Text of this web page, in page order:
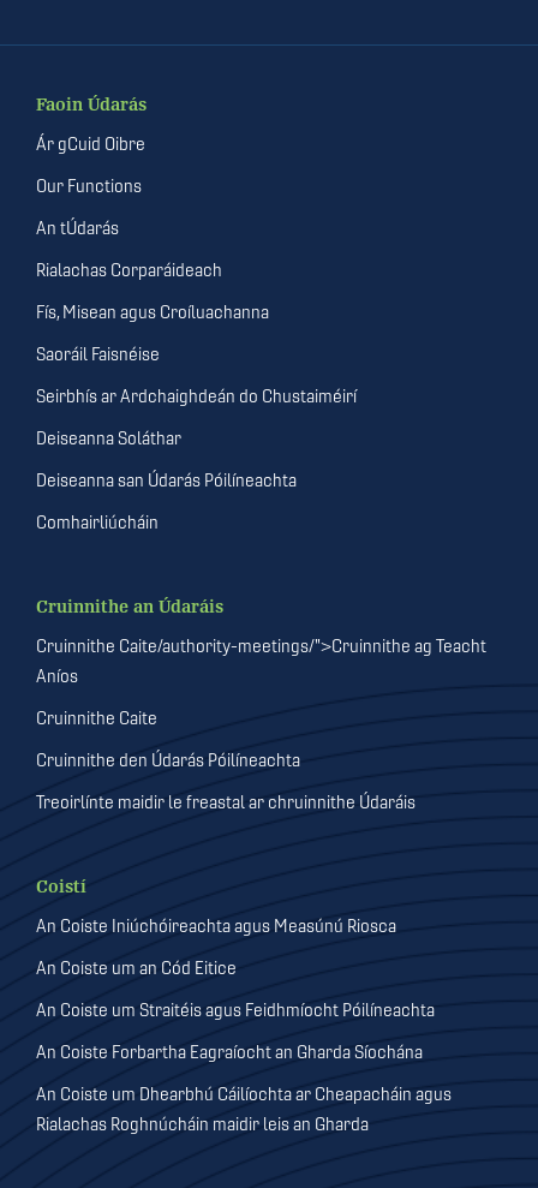
Faoin Údarás
Ár gCuid Oibre
Our Functions
An tÚdarás
Rialachas Corparáideach
Fís, Misean agus Croíluachanna
Saoráil Faisnéise
Seirbhís ar Ardchaighdeán do Chustaiméirí
Deiseanna Soláthar
Deiseanna san Údarás Póilíneachta
Comhairliúcháin
Cruinnithe an Údaráis
Cruinnithe Caite/authority-meetings/">Cruinnithe ag Teacht
Aníos
Cruinnithe Caite
Cruinnithe den Údarás Póilíneachta
Treoirlínte maidir le freastal ar chruinnithe Údaráis
Coistí
An Coiste Iniúchóireachta agus Measúnú Riosca
An Coiste um an Cód Eitice
An Coiste um Straitéis agus Feidhmíocht Póilíneachta
An Coiste Forbartha Eagraíocht an Gharda Síochána
An Coiste um Dhearbhú Cáilíochta ar Cheapacháin agus
Rialachas Roghnúcháin maidir leis an Gharda